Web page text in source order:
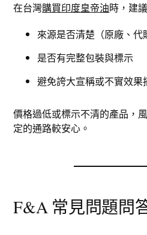
在台灣購買印度皇帝油時，建
來源是否清楚（原廠、代
是否有完整包裝與標示
避免誇大宣稱或不實效果
價格過低或標示不清的產品，
定的通路較安心。
F&A 常見問題問答